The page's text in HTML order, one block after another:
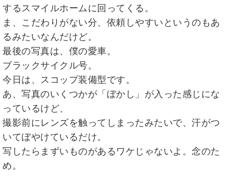
するスマイルホームに回ってくる。
ま、こだわりがない分、依頼しやすいというのもあ
るみたいなんだけど。
最後の写真は、僕の愛車。
ブラックサイクル号。
今日は、スコップ装備型です。
あ、写真のいくつかが「ぼかし」が入った感じにな
っているけど、
撮影前にレンズを触ってしまったみたいで、汗がつ
いてぼやけているだけ。
写したらまずいものがあるワケじゃないよ。念のた
め。